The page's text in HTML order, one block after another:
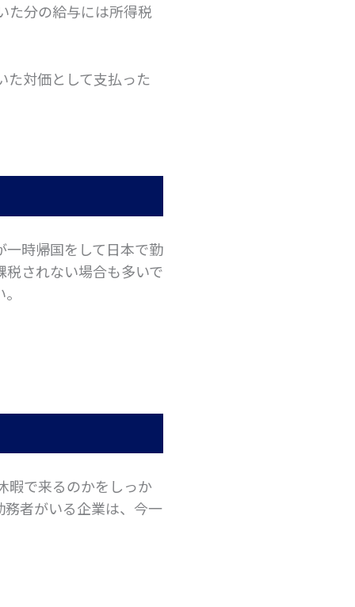
た分の給与には所得税
た対価として支払った
一時帰国をして日本で勤
されない場合も多いで
暇で来るのかをしっか
者がいる企業は、今一